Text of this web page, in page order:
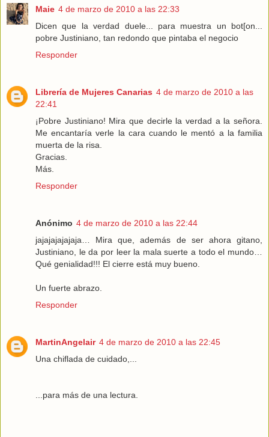
Maie 4 de marzo de 2010 a las 22:33
Dicen que la verdad duele... para muestra un bot[on...
pobre Justiniano, tan redondo que pintaba el negocio
Responder
Librería de Mujeres Canarias 4 de marzo de 2010 a las
22:41
¡Pobre Justiniano! Mira que decirle la verdad a la señora.
Me encantaría verle la cara cuando le mentó a la familia
muerta de la risa.
Gracias.
Más.
Responder
Anónimo 4 de marzo de 2010 a las 22:44
jajajajajajaja… Mira que, además de ser ahora gitano,
Justiniano, le da por leer la mala suerte a todo el mundo…
Qué genialidad!!! El cierre está muy bueno.
Un fuerte abrazo.
Responder
MartinAngelair 4 de marzo de 2010 a las 22:45
Una chiflada de cuidado,...
...para más de una lectura.